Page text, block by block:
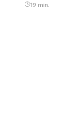
19 min.